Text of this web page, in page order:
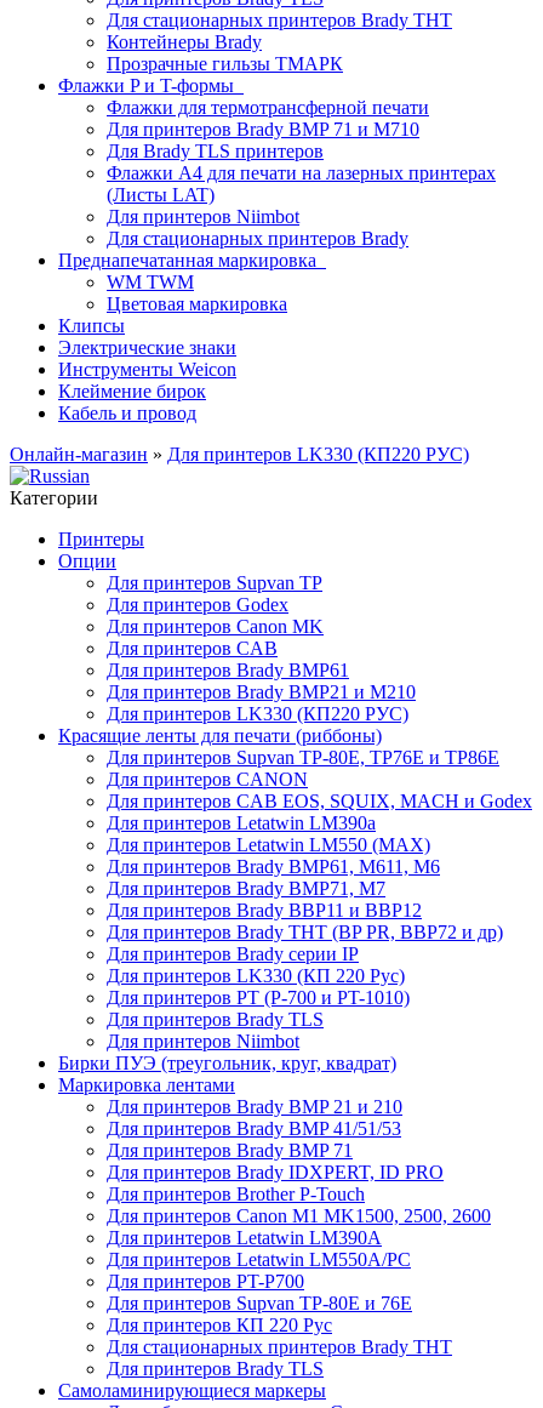
Для стационарных принтеров Brady THT
Контейнеры Brady
Прозрачные гильзы ТМАРК
Флажки P и T-формы
Флажки для термотрансферной печати
Для принтеров Brady BMP 71 и M710
Для Brady TLS принтеров
Флажки A4 для печати на лазерных принтерах
(Листы LAT)
Для принтеров Niimbot
Для стационарных принтеров Brady
Преднапечатанная маркировка
WM TWM
Цветовая маркировка
Клипсы
Электрические знаки
Инструменты Weicon
Клеймение бирок
Кабель и провод
Онлайн-магазин » Для принтеров LK330 (КП220 РУС)
Категории
Принтеры
Опции
Для принтеров Supvan TP
Для принтеров Godex
Для принтеров Canon MK
Для принтеров CAB
Для принтеров Brady BMP61
Для принтеров Brady BMP21 и M210
Для принтеров LK330 (КП220 РУС)
Красящие ленты для печати (риббоны)
Для принтеров Supvan TP-80E, TP76E и TP86E
Для принтеров CANON
Для принтеров CAB EOS, SQUIX, MACH и Godex
Для принтеров Letatwin LM390a
Для принтеров Letatwin LM550 (MAX)
Для принтеров Brady BMP61, M611, M6
Для принтеров Brady BMP71, M7
Для принтеров Brady BBP11 и BBP12
Для принтеров Brady THT (BP PR, BBP72 и др)
Для принтеров Brady серии IP
Для принтеров LK330 (КП 220 Рус)
Для принтеров PT (P-700 и PT-1010)
Для принтеров Brady TLS
Для принтеров Niimbot
Бирки ПУЭ (треугольник, круг, квадрат)
Маркировка лентами
Для принтеров Brady BMP 21 и 210
Для принтеров Brady BMP 41/51/53
Для принтеров Brady BMP 71
Для принтеров Brady IDXPERT, ID PRO
Для принтеров Brother P-Touch
Для принтеров Canon M1 MK1500, 2500, 2600
Для принтеров Letatwin LM390A
Для принтеров Letatwin LM550A/PC
Для принтеров PT-P700
Для принтеров Supvan TP-80E и 76E
Для принтеров КП 220 Рус
Для стационарных принтеров Brady THT
Для принтеров Brady TLS
Самоламинирующиеся маркеры